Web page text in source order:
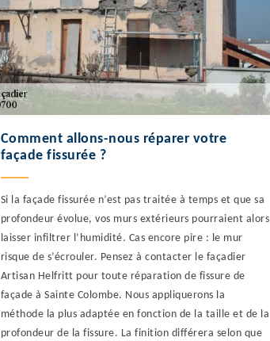
Comment allons-nous réparer votre
façade fissurée ?
Si la façade fissurée n’est pas traitée à temps et que sa
profondeur évolue, vos murs extérieurs pourraient alors
laisser infiltrer l’humidité. Cas encore pire : le mur
risque de s’écrouler. Pensez à contacter le façadier
Artisan Helfritt pour toute réparation de fissure de
façade à Sainte Colombe. Nous appliquerons la
méthode la plus adaptée en fonction de la taille et de la
profondeur de la fissure. La finition différera selon que